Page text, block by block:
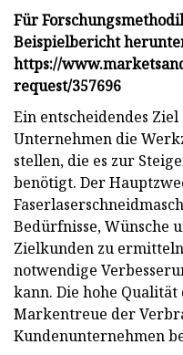
Für
Beispielbericht
https://
request/357696
Ein entscheidendes
Unternehmen die
stellen, die es zur
benötigt. Der
Bedürfnisse, Wünsche
Zielkunden zu
notwendige
kann. Die hohe
Markentreue der
Kundenunternehmen